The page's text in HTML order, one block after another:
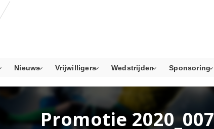
Nieuws Vrijwilligers Wedstrijden Sponsoring
Promotie 2020_007